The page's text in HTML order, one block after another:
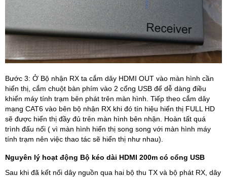
Bước 3: Ở Bộ nhận RX ta cắm dây HDMI OUT vào màn hình cần
hiển thị, cắm chuột bàn phím vào 2 cổng USB để dễ dàng điều
khiển máy tính trạm bên phát trên màn hình. Tiếp theo cắm dây
mạng CAT6 vào bên bộ nhận RX khi đó tín hiệu hiển thị FULL HD
sẽ được hiển thị đầy đủ trên màn hình bên nhận. Hoàn tất quá
trình đấu nối ( vì màn hình hiển thị song song với màn hình máy
tính trạm nên việc thao tác sẽ hiển thị như nhau).
Nguyên lý hoạt động Bộ kéo dài HDMI 200m có cổng USB
Sau khi đã kết nối dây nguồn qua hai bộ thu TX và bộ phát RX, dây